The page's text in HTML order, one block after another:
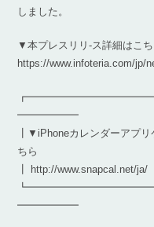
しました。
▼本プレスリリ-ス詳細はこち
https://www.infoteria.com/jp/
━━━━━━
┃▼iPhoneカレンダーアプリ
ちら
┃ http://www.snapcal.net/ja/
━━━━━━